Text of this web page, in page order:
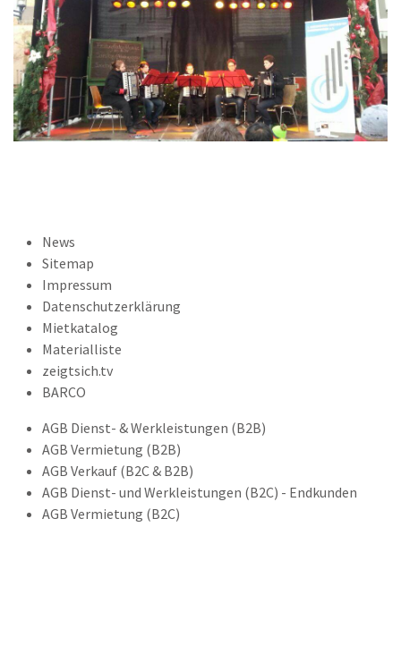
News
Sitemap
Impressum
Datenschutzerklärung
Mietkatalog
Materialliste
zeigtsich.tv
BARCO
AGB Dienst- & Werkleistungen (B2B)
AGB Vermietung (B2B)
AGB Verkauf (B2C & B2B)
AGB Dienst- und Werkleistungen (B2C) - Endkunden
AGB Vermietung (B2C)